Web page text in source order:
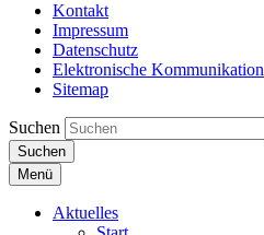
Kontakt
Impressum
Datenschutz
Elektronische Kommunikation
Sitemap
Suchen
Suchen
Menü
Aktuelles